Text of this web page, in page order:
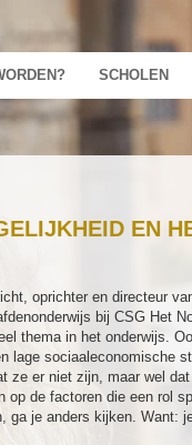
SCHOLEN
EN
oprichter en directeur
bij CSG Het
thema in het onderwijs.
lage sociaaleconomische
ze er niet zijn, maar wel
op de factoren die een rol
ga je anders kijken. Want: